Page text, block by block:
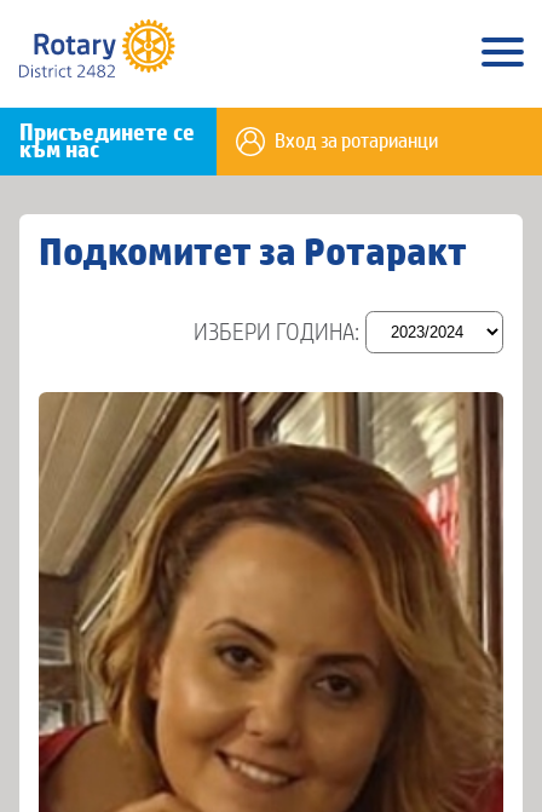
Присъединете се
към нас Вход за ротарианци
Подкомитет за Ротаракт
ИЗБЕРИ ГОДИНА: